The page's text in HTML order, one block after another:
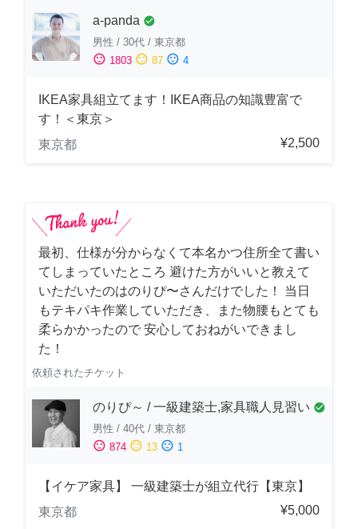
a-panda check_circle
男性 / 30代 / 東京都
sentiment_satisfied 1803 sentiment_neutral 87 sentiment_dissatisfied 4
IKEA家具組立てます！IKEA商品の知識豊富で
す！＜東京＞
東京都
¥2,500
最初、仕様が分からなくて本名かつ住所全て書い
てしまっていたところ 避けた方がいいと教えて
いただいたのはのりぴ〜さんだけでした！ 当日
もテキパキ作業していただき、また物腰もとても
柔らかかったので 安心しておねがいできまし
た！
依頼されたチケット
のりぴ～ / 一級建築士,家具職人見習い check_circle
男性 / 40代 / 東京都
sentiment_satisfied 874 sentiment_neutral 13 sentiment_dissatisfied 1
【イケア家具】 一級建築士が組立代行【東京】
東京都
¥5,000